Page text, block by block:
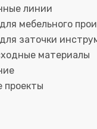
линии
мебельного
заточки
материалы
проекты